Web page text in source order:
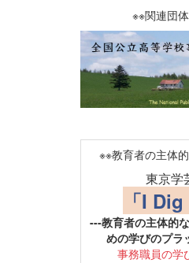
※※関連団
※※教育者の主体
東京学
「I
---教育者の主体的
めの学びのプラ
事務職員の学